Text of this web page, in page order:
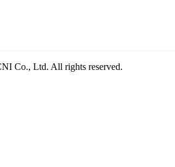
Co., Ltd. All rights reserved.